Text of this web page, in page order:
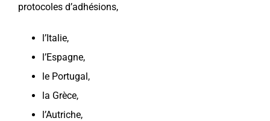
protocoles d’adhésions,
l’Italie,
l’Espagne,
le Portugal,
la Grèce,
l’Autriche,